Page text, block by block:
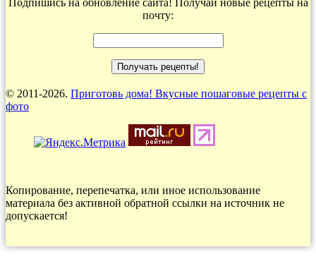
почту:
© 2011-2026. Приготовь дома! Вкусные пошаговые рецепты с
фото
Копирование, перепечатка, или иное использование
материала без активной обратной ссылки на источник не
допускается!